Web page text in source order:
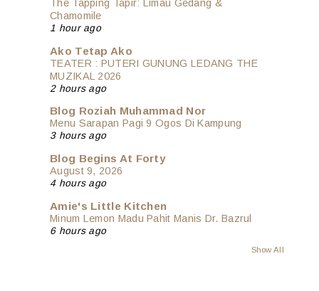
The Tapping Tapir: Limau Gedang &
Chamomile
1 hour ago
Ako Tetap Ako
TEATER : PUTERI GUNUNG LEDANG THE
MUZIKAL 2026
2 hours ago
Blog Roziah Muhammad Nor
Menu Sarapan Pagi 9 Ogos Di Kampung
3 hours ago
Blog Begins At Forty
August 9, 2026
4 hours ago
Amie's Little Kitchen
Minum Lemon Madu Pahit Manis Dr. Bazrul
6 hours ago
Show All